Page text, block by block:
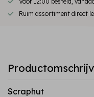
Ruim assortiment direct
Scraphut